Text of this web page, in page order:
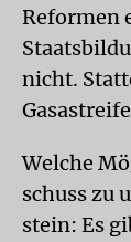
Reformen
nicht.
Welche
schuss zu
stein: Es